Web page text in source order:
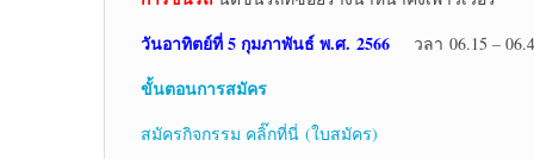
วันอาทิตย์ที่ 5 กุมภาพันธ์ พ.ศ. 2566 วลา 06.15 –
ขั้นตอนการสมัคร
สมัครกิจกรรม คลิ๊กที่นี่ (ใบสมัคร)